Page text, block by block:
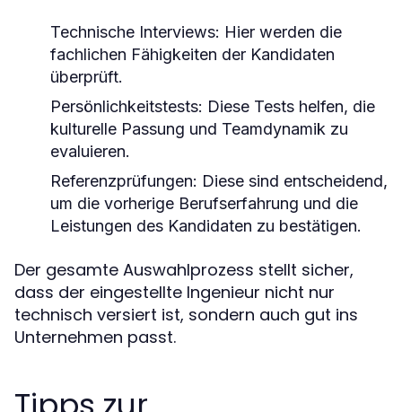
Technische Interviews: Hier werden die
fachlichen Fähigkeiten der Kandidaten
überprüft.
Persönlichkeitstests: Diese Tests helfen, die
kulturelle Passung und Teamdynamik zu
evaluieren.
Referenzprüfungen: Diese sind entscheidend,
um die vorherige Berufserfahrung und die
Leistungen des Kandidaten zu bestätigen.
Der gesamte Auswahlprozess stellt sicher,
dass der eingestellte Ingenieur nicht nur
technisch versiert ist, sondern auch gut ins
Unternehmen passt.